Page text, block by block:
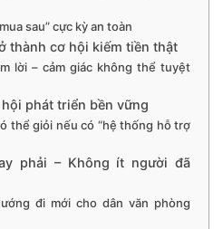
sau” cực kỳ an toàn
thành cơ hội kiếm tiền thật
lời – cảm giác không thể tuyệt
hội phát triển bền vững
thể giỏi nếu có “hệ thống hỗ trợ
phải – Không ít người đã
đi mới cho dân văn phòng